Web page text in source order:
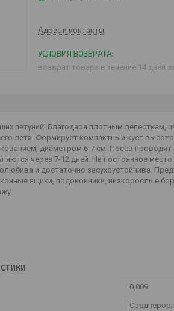
Адрес и контакты
возврат товара в течение 14 дней
петуний. Благодаря плотным
лета. Формирует компактный куст
диаметром 6-7 см. Посев
через 7-12 дней. На постоянное
и достаточно засухоустойчива.
ящики, подоконники, низкорослые
0,009